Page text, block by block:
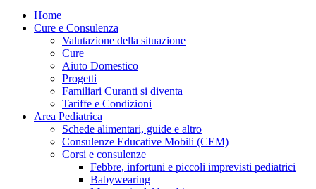
Home
Cure e Consulenza
Valutazione della situazione
Cure
Aiuto Domestico
Progetti
Familiari Curanti si diventa
Tariffe e Condizioni
Area Pediatrica
Schede alimentari, guide e altro
Consulenze Educative Mobili (CEM)
Corsi e consulenze
Febbre, infortuni e piccoli imprevisti pediatrici
Babywearing